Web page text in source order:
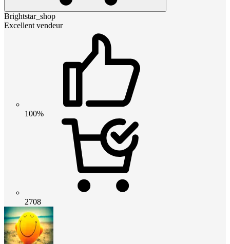
Brightstar_shop
Excellent vendeur
100%
2708